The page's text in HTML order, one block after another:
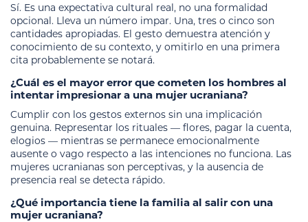
Sí. Es una expectativa cultural real, no una formalidad
opcional. Lleva un número impar. Una, tres o cinco son
cantidades apropiadas. El gesto demuestra atención y
conocimiento de su contexto, y omitirlo en una primera
cita probablemente se notará.
¿Cuál es el mayor error que cometen los hombres al
intentar impresionar a una mujer ucraniana?
Cumplir con los gestos externos sin una implicación
genuina. Representar los rituales — flores, pagar la cuenta,
elogios — mientras se permanece emocionalmente
ausente o vago respecto a las intenciones no funciona. Las
mujeres ucranianas son perceptivas, y la ausencia de
presencia real se detecta rápido.
¿Qué importancia tiene la familia al salir con una
mujer ucraniana?